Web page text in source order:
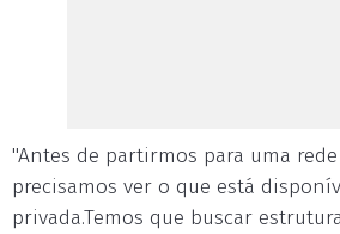
"Antes de partirmos para uma
precisamos ver o que está
privada.Temos que buscar